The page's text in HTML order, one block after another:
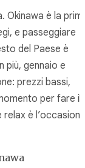
Okinawa è la
e passeggiare
del Paese è
più, gennaio e
prezzi bassi,
per fare il
è l’occasione